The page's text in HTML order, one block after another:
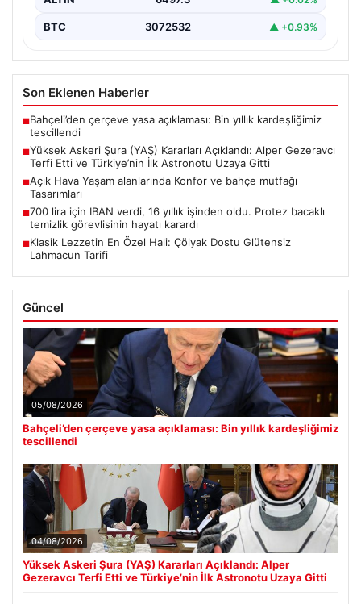
BTC 3072532 ▲ +0.93%
Son Eklenen Haberler
■Bahçeli’den çerçeve yasa açıklaması: Bin yıllık kardeşliğimiz
tescillendi
■Yüksek Askeri Şura (YAŞ) Kararları Açıklandı: Alper Gezeravcı
Terfi Etti ve Türkiye’nin İlk Astronotu Uzaya Gitti
■Açık Hava Yaşam alanlarında Konfor ve bahçe mutfağı
Tasarımları
■700 lira için IBAN verdi, 16 yıllık işinden oldu. Protez bacaklı
temizlik görevlisinin hayatı karardı
■Klasik Lezzetin En Özel Hali: Çölyak Dostu Glütensiz
Lahmacun Tarifi
Güncel
05/08/2026
Bahçeli’den çerçeve yasa açıklaması: Bin yıllık kardeşliğimiz
tescillendi
04/08/2026
Yüksek Askeri Şura (YAŞ) Kararları Açıklandı: Alper
Gezeravcı Terfi Etti ve Türkiye’nin İlk Astronotu Uzaya Gitti